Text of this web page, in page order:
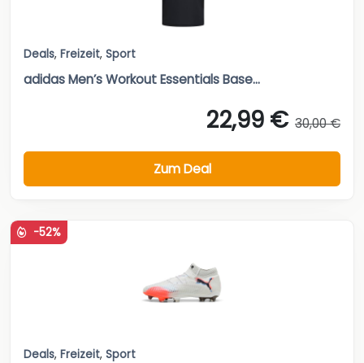
Deals, Freizeit, Sport
adidas Men’s Workout Essentials Base...
22,99 € 30,00 €
Zum Deal
-52%
Deals, Freizeit, Sport